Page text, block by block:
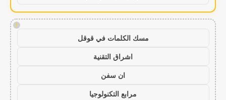
!
مسك الكلمات في قوقل
اشراق التقنية
ان سفن
مرابع التكنولوجيا